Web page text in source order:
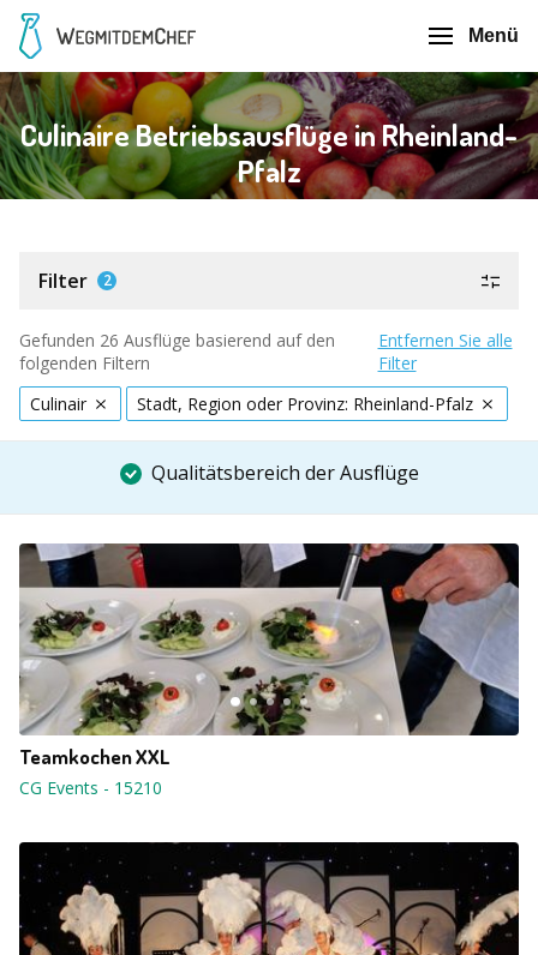
Menü
Culinaire Betriebsausflüge in Rheinland-
Pfalz
Filter 2
Gefunden 26 Ausflüge basierend auf den
folgenden Filtern
Entfernen Sie alle
Filter
Culinair
Stadt, Region oder Provinz: Rheinland-Pfalz
Qualitätsbereich der Ausflüge
Teamkochen XXL
CG Events - 15210